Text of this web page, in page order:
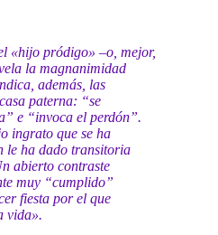
«hijo pródigo» –o, mejor,
la magnanimidad
además, las
paterna: “se
e “invoca el perdón”.
ingrato que se ha
le ha dado transitoria
abierto contraste
muy “cumplido”
fiesta por el que
vida».